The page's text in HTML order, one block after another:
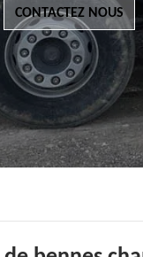
CONTACTEZ NOUS